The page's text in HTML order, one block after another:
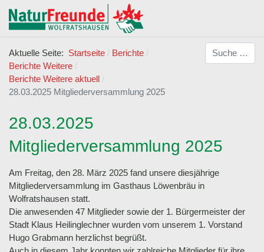
Aktuelle Seite: Startseite
Berichte
Berichte Weitere
Berichte Weitere aktuell
28.03.2025 Mitgliederversammlung 2025
Suchen
28.03.2025
Mitgliederversammlung 2025
Am Freitag, den 28. März 2025 fand unsere diesjährige
Mitgliederversammlung im Gasthaus Löwenbräu in
Wolfratshausen statt.
Die anwesenden 47 Mitglieder sowie der 1. Bürgermeister der
Stadt Klaus Heilinglechner wurden vom unserem 1. Vorstand
Hugo Grabmann herzlichst begrüßt.